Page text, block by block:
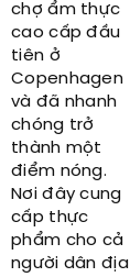
chợ ẩm thực
cao cấp đầu
tiên ở
Copenhagen
và đã nhanh
chóng trở
thành một
điểm nóng.
Nơi đây cung
cấp thực
phẩm cho cả
người dân địa